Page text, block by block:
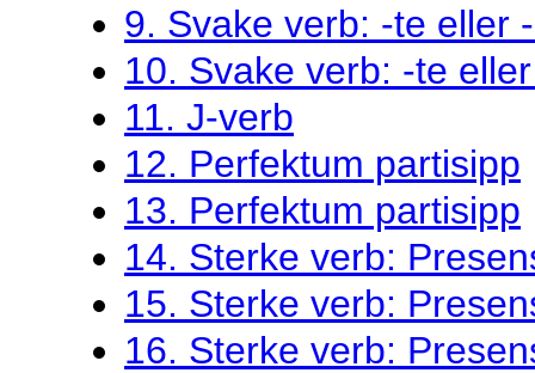
9. Svake verb: -te eller
10. Svake verb: -te
11. J-verb
12. Perfektum partisipp
13. Perfektum partisipp
14. Sterke verb:
15. Sterke verb:
16. Sterke verb: